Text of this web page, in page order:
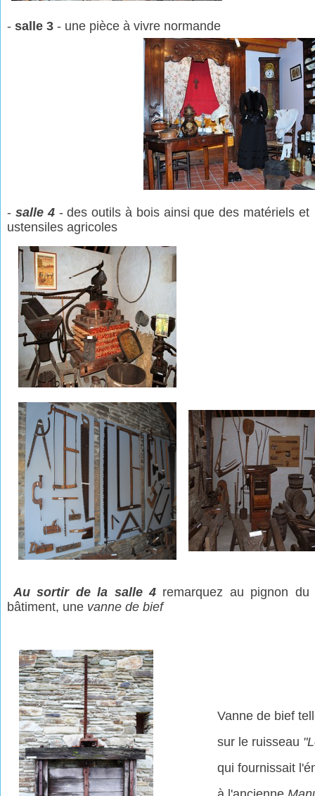
-salle 3 - une pièce à vivre normande
- salle 4 - des outils à bois ainsi que des matériels et
ustensiles agricoles
Au sortir de la salle 4remarquez au pignon du
bâtiment, une vanne de bief
Vanne de bief
sur le ruisseau
qui fournissait